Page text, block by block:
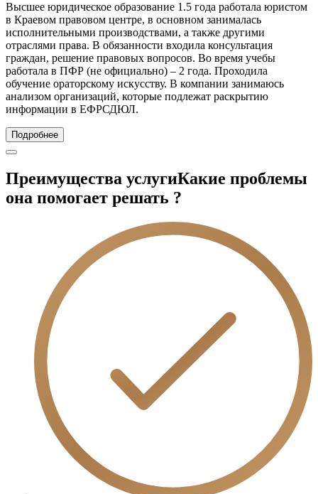
Высшее юридическое образование 1.5 года работала юристом
в Краевом правовом центре, в основном занималась
исполнительными производствами, а также другими
отраслями права. В обязанности входила консультация
граждан, решение правовых вопросов. Во время учебы
работала в ПФР (не официально) – 2 года. Проходила
обучение ораторскому искусству. В компании занимаюсь
анализом организаций, которые подлежат раскрытию
информации в ЕФРСДЮЛ.
Подробнее
Преимущества услугиКакие проблемы
она помогает решать ?